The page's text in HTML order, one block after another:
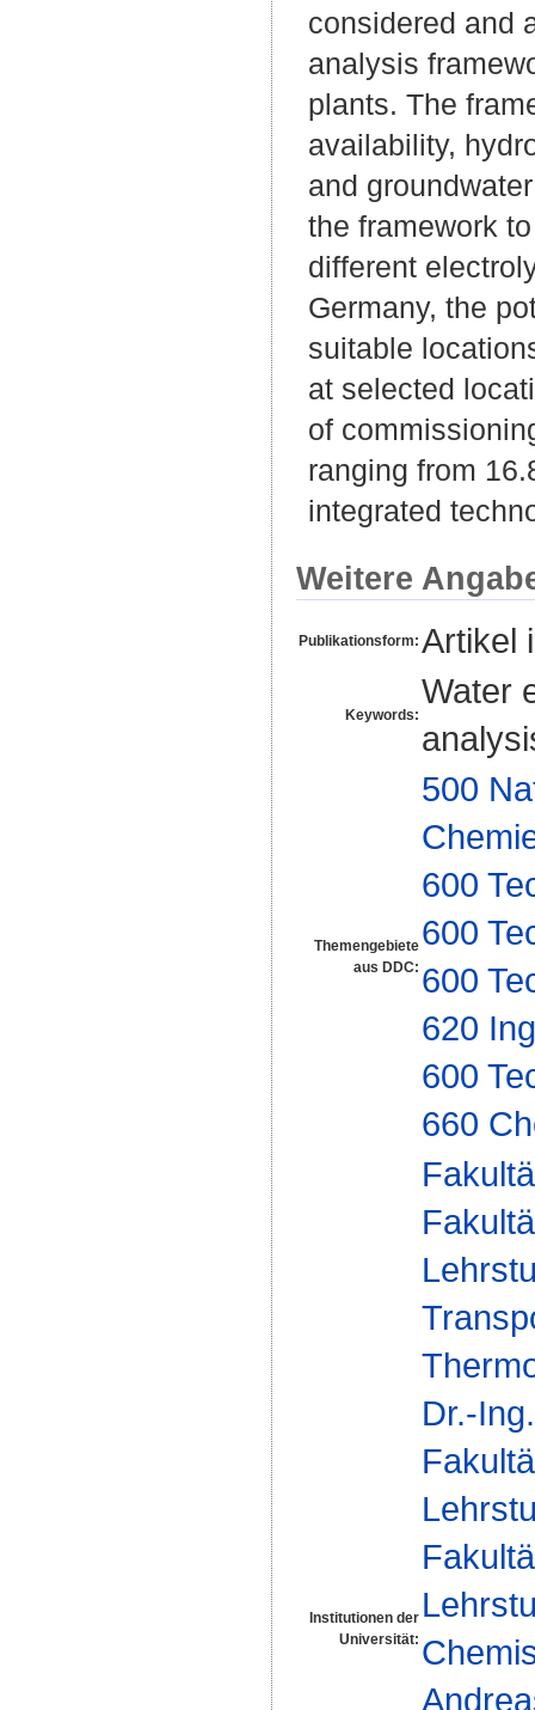
considered and
analysis
plants. The
availability,
and
the framework
different
Germany, the
suitable
at selected
of
ranging from
integrated
Weitere
Publikationsform: Artikel
Keywords:
Water
Themengebiete
aus DDC:
500
600
600
600
620
600
660
Institutionen der
Universität:
Dr.-